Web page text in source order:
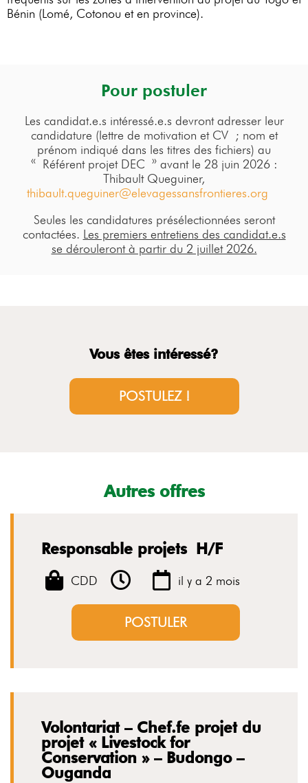
Bénin (Lomé, Cotonou et en province).
Pour postuler
Les candidat.e.s intéressé.e.s devront adresser leur
candidature (lettre de motivation et CV ; nom et
prénom indiqué dans les titres des fichiers) au
« Référent projet DEC » avant le 28 juin 2026 :
Thibault Queguiner,
thibault.queguiner@elevagessansfrontieres.org
Seules les candidatures présélectionnées seront
contactées. Les premiers entretiens des candidat.e.s
se dérouleront à partir du 2 juillet 2026.
Vous êtes intéressé?
POSTULEZ !
Autres offres
Responsable projets H/F
CDD il y a 2 mois
POSTULER
Volontariat – Chef.fe projet du
projet « Livestock for
Conservation » – Budongo –
Ouganda